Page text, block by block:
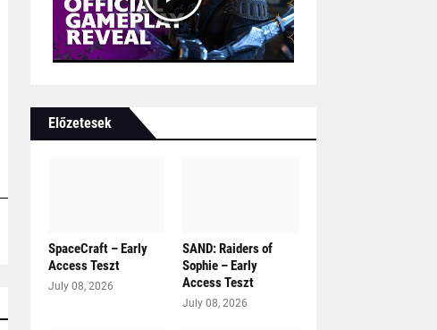
Előzetesek
SpaceCraft – Early
Access Teszt
July 08, 2026
SAND: Raiders of
Sophie – Early
Access Teszt
July 08, 2026